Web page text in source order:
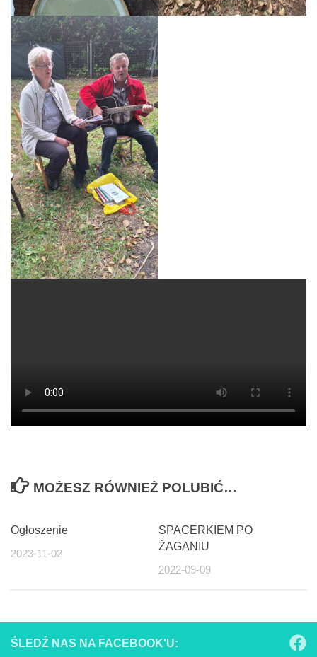
MOŻESZ RÓWNIEŻ POLUBIĆ…
Ogłoszenie
2023-11-02
SPACERKIEM PO
ŻAGANIU
2022-09-09
ŚLEDŹ NAS NA FACEBOOK'U: